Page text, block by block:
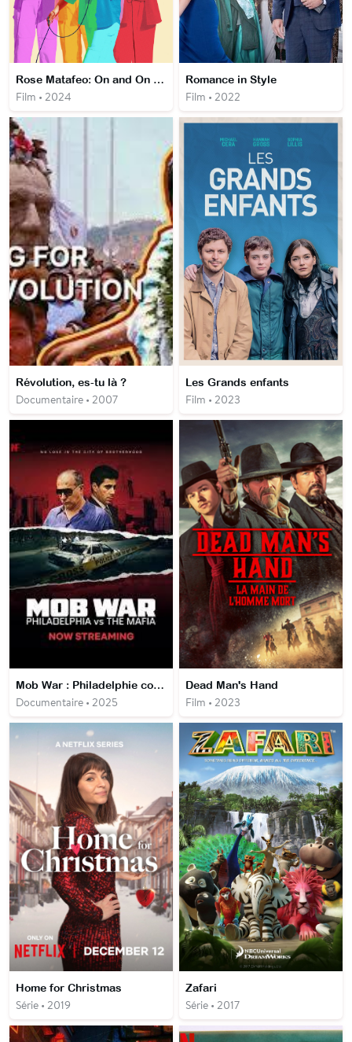
Rose Matafeo: On and On and On
Film • 2024
Romance in Style
Film • 2022
Révolution, es-tu là ?
Documentaire • 2007
Les Grands enfants
Film • 2023
Mob War : Philadelphie contre la mafia
Documentaire • 2025
Dead Man's Hand
Film • 2023
Home for Christmas
Série • 2019
Zafari
Série • 2017